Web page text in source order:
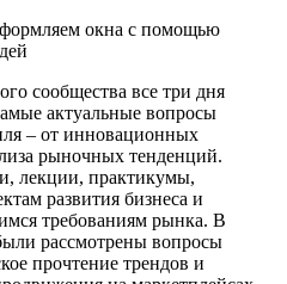
окна с помощью
сообщества все три дня
актуальные вопросы
– от инновационных
рыночных тенденций.
лекции, практикумы,
развития бизнеса и
требованиям рынка. В
рассмотрены вопросы
прочтение трендов и